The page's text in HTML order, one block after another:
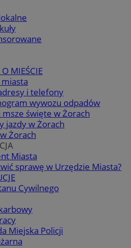
MIEŚCIE
i telefony
wywozu odpadów
msze święte w Żorach
jazdy w Żorach
Żorach
Miasta
sprawę w Urzędzie Miasta?
Cywilnego
Miejska Policji